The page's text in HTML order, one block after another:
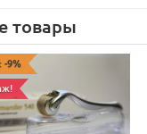
товары
-9%